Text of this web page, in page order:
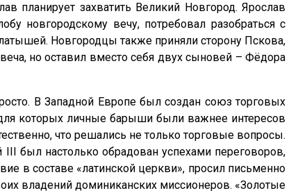
планирует захватить Великий Новгород. Ярослав
новгородскому вечу, потребовал разобраться с
Новгородцы также приняли сторону Пскова,
но оставил вместо себя двух сыновей – Фёдора
В Западной Европе был создан союз торговых
для которых личные барыши были важнее интересов
что решались не только торговые вопросы.
был настолько обрадован успехами переговоров,
в составе «латинской церкви», просил письменно
владений доминиканских миссионеров. «Золотые